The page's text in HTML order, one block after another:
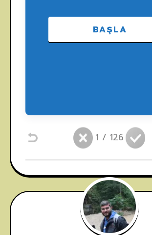
BAŞLA
1 / 126